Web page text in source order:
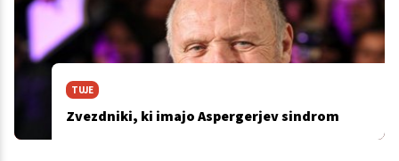
TUJE
Zvezdniki, ki imajo Aspergerjev sindrom